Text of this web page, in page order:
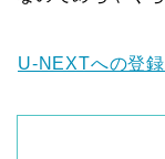
U-NEXTへの登